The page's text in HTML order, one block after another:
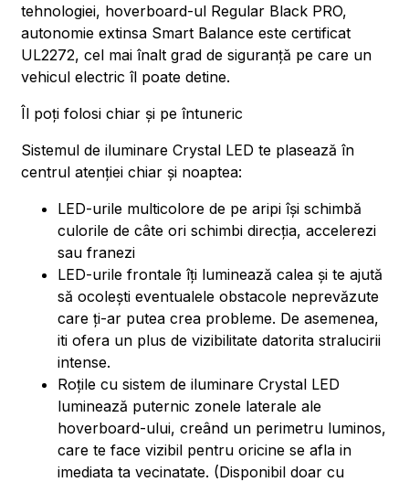
tehnologiei, hoverboard-ul Regular Black PRO,
autonomie extinsa Smart Balance este certificat
UL2272, cel mai înalt grad de siguranță pe care un
vehicul electric îl poate detine.
Îl poți folosi chiar și pe întuneric
Sistemul de iluminare Crystal LED te plasează în
centrul atenției chiar și noaptea:
LED-urile multicolore de pe aripi își schimbă
culorile de câte ori schimbi direcția, accelerezi
sau franezi
LED-urile frontale îți luminează calea și te ajută
să ocolești eventualele obstacole neprevăzute
care ți-ar putea crea probleme. De asemenea,
iti ofera un plus de vizibilitate datorita stralucirii
intense.
Roțile cu sistem de iluminare Crystal LED
luminează puternic zonele laterale ale
hoverboard-ului, creând un perimetru luminos,
care te face vizibil pentru oricine se afla in
imediata ta vecinatate. (Disponibil doar cu